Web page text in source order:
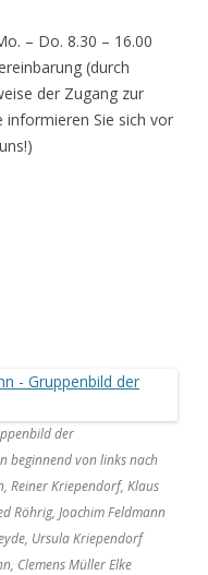
– Do. 8.30 – 16.00
(durch
der Zugang zur
informieren Sie sich vor
der
beginnend von links nach
Reiner Kriependorf, Klaus
Röhrig, Joachim Feldmann
Ursula Kriependorf
Clemens Müller Elke